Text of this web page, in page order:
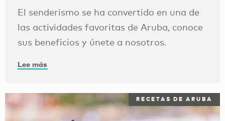
El senderismo se ha convertido en una de
las actividades favoritas de Aruba, conoce
sus beneficios y únete a nosotros.
Lee más
RECETAS DE ARUBA